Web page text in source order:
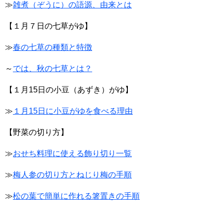
≫雑煮（ぞうに）の語源、由来とは
【１月７日の七草がゆ】
≫春の七草の種類と特徴
～ では、秋の七草とは？
【１月15日の小豆（あずき）がゆ】
≫ １月15日に小豆がゆを食べる理由
【野菜の切り方】
≫おせち料理に使える飾り切り一覧
≫梅人参の切り方とねじり梅の手順
≫松の葉で簡単に作れる箸置きの手順